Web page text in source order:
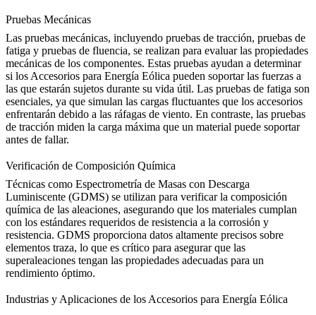
Pruebas Mecánicas
Las pruebas mecánicas, incluyendo pruebas de tracción, pruebas de
fatiga y pruebas de fluencia, se realizan para evaluar las propiedades
mecánicas de los componentes. Estas pruebas ayudan a determinar
si los Accesorios para Energía Eólica pueden soportar las fuerzas a
las que estarán sujetos durante su vida útil. Las pruebas de fatiga son
esenciales, ya que simulan las cargas fluctuantes que los accesorios
enfrentarán debido a las ráfagas de viento. En contraste, las pruebas
de tracción miden la carga máxima que un material puede soportar
antes de fallar.
Verificación de Composición Química
Técnicas como Espectrometría de Masas con Descarga
Luminiscente (GDMS) se utilizan para verificar la composición
química de las aleaciones, asegurando que los materiales cumplan
con los estándares requeridos de resistencia a la corrosión y
resistencia. GDMS proporciona datos altamente precisos sobre
elementos traza, lo que es crítico para asegurar que las
superaleaciones tengan las propiedades adecuadas para un
rendimiento óptimo.
Industrias y Aplicaciones de los Accesorios para Energía Eólica